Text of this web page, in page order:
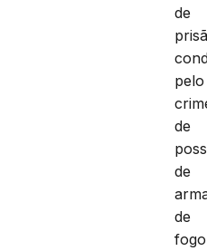
de
pelo
de
de
de
fogo